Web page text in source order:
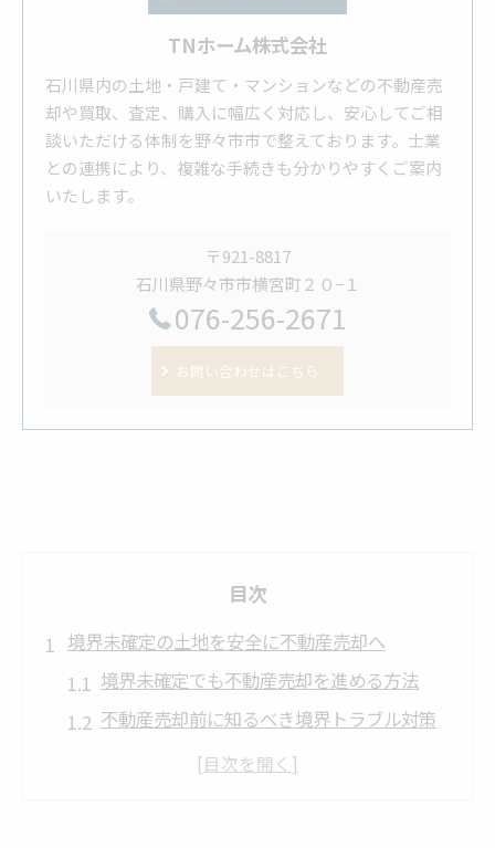
TNホーム株式会社
石川県内の土地・戸建て・マンションなどの不動産売
却や買取、査定、購入に幅広く対応し、安心してご相
談いただける体制を野々市市で整えております。士業
との連携により、複雑な手続きも分かりやすくご案内
いたします。
〒921-8817
石川県野々市市横宮町２０−１
076-256-2671
お問い合わせはこちら
目次
境界未確定の土地を安全に不動産売却へ
境界未確定でも不動産売却を進める方法
不動産売却前に知るべき境界トラブル対策
土地の境界未確定が売却へ与える影響